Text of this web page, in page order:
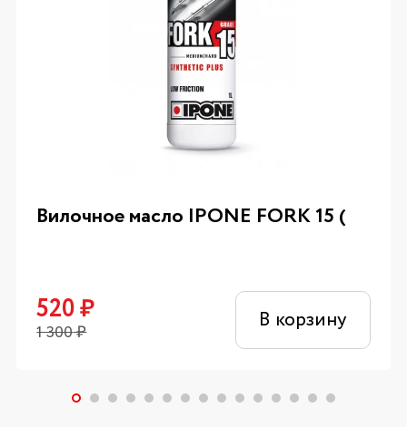
Вилочное масло IPONE FORK 15 (
520₽
1 300₽ В корзину